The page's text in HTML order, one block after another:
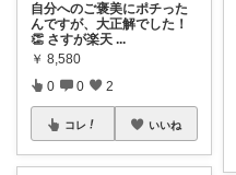
自分へのご褒美にポチった
んですが、大正解でした！
👏 さすが楽天 ...
￥ 8,580
0 0 2
コレ いいね